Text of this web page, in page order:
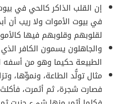
إن القلب الذاكر كالحي في
في بيوت الأموات ولا ريب أن
لقلوبهم وقلوبهم فيها
والجاهلون يسمون الكافر
الطبيعة حكيما وهو من أسفه
مثال تولُّد الطاعة، ونموِّها،
فصارت شجرة، ثم أثمرت،